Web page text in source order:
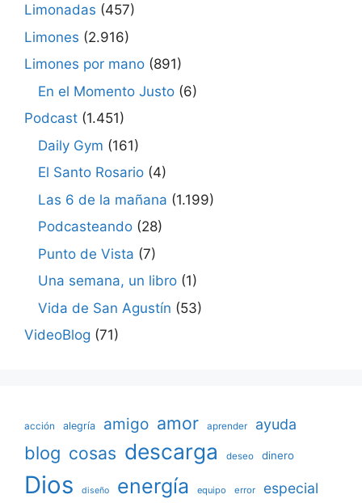
Limonadas (457)
Limones (2.916)
Limones por mano (891)
En el Momento Justo (6)
Podcast (1.451)
Daily Gym (161)
El Santo Rosario (4)
Las 6 de la mañana (1.199)
Podcasteando (28)
Punto de Vista (7)
Una semana, un libro (1)
Vida de San Agustín (53)
VideoBlog (71)
acción alegría amigo amor aprender ayuda
blog cosas descarga deseo dinero
Dios diseño energía equipo error especial